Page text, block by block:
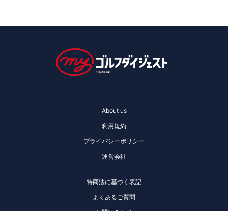
About us
利用規約
プライバシーポリシー
運営会社
特商法に基づく表記
よくあるご質問